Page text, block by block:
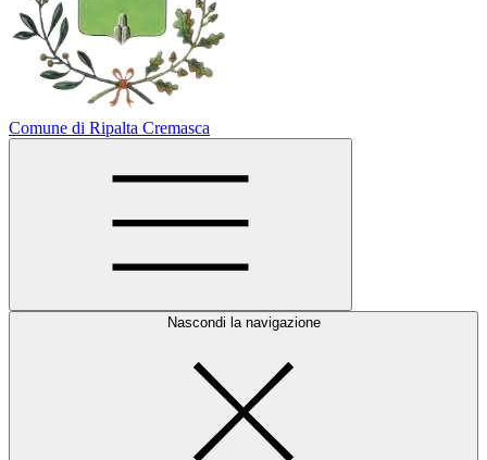
Comune di Ripalta Cremasca
Nascondi la navigazione